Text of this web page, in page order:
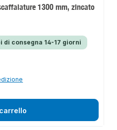
1300 mm, zincato
di consegna 14-17 giorni